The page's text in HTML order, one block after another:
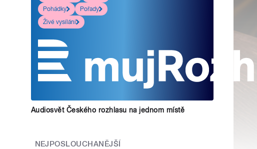
Pohádky
Pořady
Živé vysílání
Audiosvět Českého rozhlasu na jednom místě
NEJPOSLOUCHANĚJŠÍ